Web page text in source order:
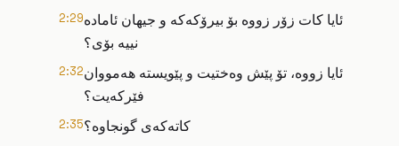
2:29ئایا کات زۆر زووە بۆ بیرۆکەکە و جیهان ئامادە
نییە بۆی؟
2:32ئایا زووە، تۆ پێش وەختیت و پێویستە هەمووان
فێرکەیت؟
2:35کاتەکەی گونجاوە؟